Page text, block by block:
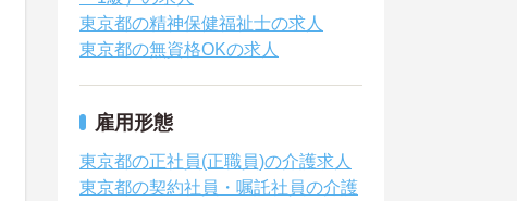
東京都の精神保健福祉士の求人
東京都の無資格OKの求人
雇用形態
東京都の正社員(正職員)の介護求人
東京都の契約社員・嘱託社員の介護